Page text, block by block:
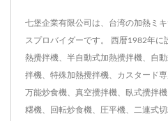
七堡企業有限公司は、台湾の加熱ミ
スプロバイダーです。 西暦1982年に
熱攪拌機、半自動式加熱攪拌機、自
拌機、特殊加熱攪拌機、カスタード
万能炒食機、真空攪拌機、臥式攪拌
糬機、回転炒食機、圧平機、二連式